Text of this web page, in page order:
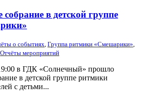
в детской группе
о событиях, Группа ритмики «Смешарики»,
Отчёты мероприятий
в ГДК «Солнечный» прошло
в детской группе ритмики
с детьми...